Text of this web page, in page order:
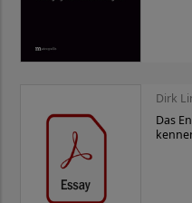
Dirk
Das